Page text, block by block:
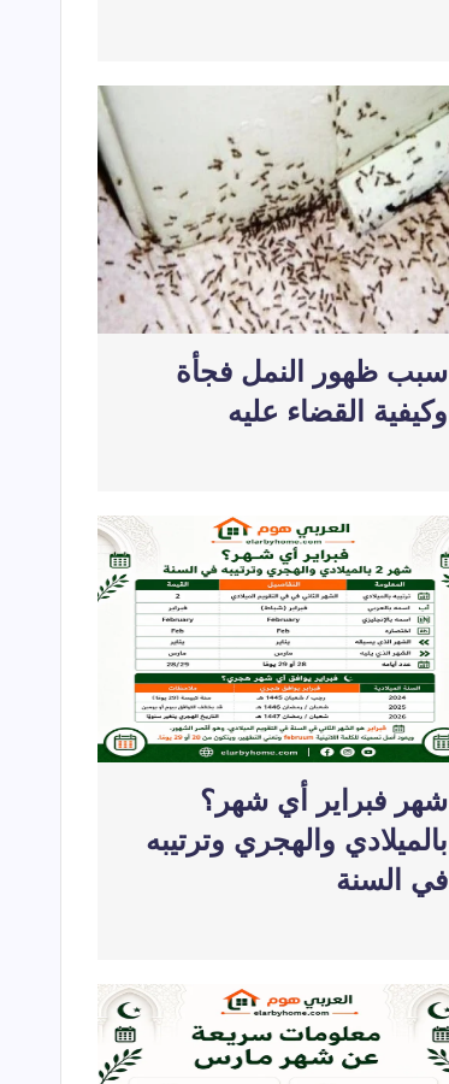
سبب ظهور النمل فجأة
وكيفية القضاء عليه
شهر فبراير أي شهر؟
بالميلادي والهجري وترتيبه
في السنة